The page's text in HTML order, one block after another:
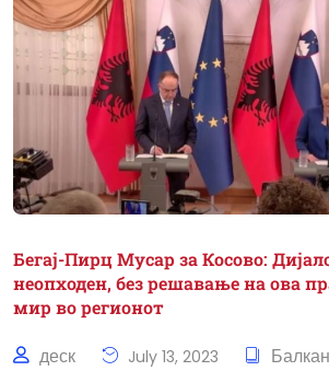
Бегај-Пирц Мусар за Косово:
неопходен, без решавање на ова
мир во регионот
деск July 13, 2023
Балкан